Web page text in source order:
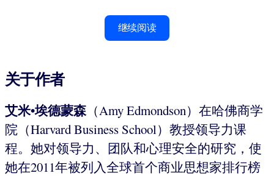
继续阅读
关于作者
艾米•埃德蒙森 （Amy Edmondson）在哈佛商学
院（Harvard Business School）教授领导力课
程。她对领导力、团队和心理安全的研究，使
她在2011年被列入全球首个商业思想家排行榜